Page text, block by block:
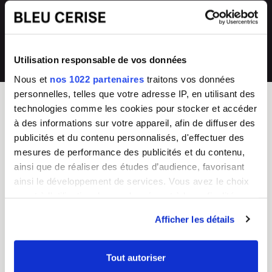
Utilisation responsable de vos données
Nous et nos 1022 partenaires traitons vos données
personnelles, telles que votre adresse IP, en utilisant des
technologies comme les cookies pour stocker et accéder
à des informations sur votre appareil, afin de diffuser des
publicités et du contenu personnalisés, d'effectuer des
mesures de performance des publicités et du contenu,
ainsi que de réaliser des études d’audience, favorisant
ainsi le développement de services. Vous avez le choix
tout moment en consultant la Déclaration relative aux
cookies ou en cliquant sur l'icône de confidentialité.
Afficher les détails
Tout autoriser
notre SAV 04 66 35 94 97
💰
Prix imbattables
les moins chers en France
BLEU CERISE
Enseigne Française
Service Client
Guides d'achat & FAQ
Du lundi au vendredi
8h - 17h
Sac Femme
Sac Homme
Junior/Enfant
Choisir un cadenas TSA